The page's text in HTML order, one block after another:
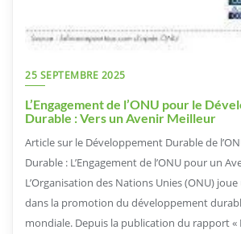
25 SEPTEMBRE 2025
L’Engagement de l’ONU pour le
Durable : Vers un Avenir Meilleur
Article sur le Développement Durable de
Durable : L’Engagement de l’ONU pour un
L’Organisation des Nations Unies (ONU)
dans la promotion du développement
mondiale. Depuis la publication du rapport «